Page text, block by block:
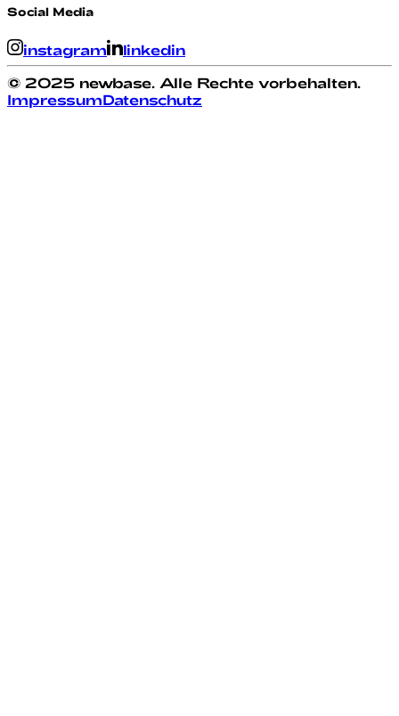
Social Media
instagram
linkedin
© 2025 newbase. Alle Rechte vorbehalten.
ImpressumDatenschutz